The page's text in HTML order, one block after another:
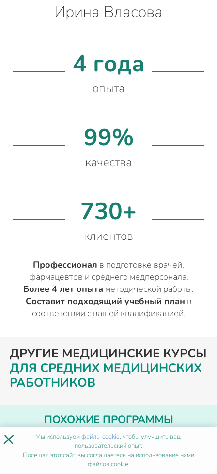
Ирина Власова
4 года
опыта
99%
качества
730+
клиентов
Профессионал в подготовке врачей,
фармацевтов и среднего медперсонала.
Более 4 лет опыта методической работы.
Составит подходящий учебный план в
соответствии с вашей квалификацией.
ДРУГИЕ МЕДИЦИНСКИЕ КУРСЫ
ДЛЯ СРЕДНИХ МЕДИЦИНСКИХ
РАБОТНИКОВ
ПОХОЖИЕ ПРОГРАММЫ
Диагностика и лечение
орофациальной боли
× Мы используемфайлы cookie, чтобы улучшить ваш
пользовательский опыт.
Посещая этот сайт, вы соглашаетесь на использование нами
файлов cookie.